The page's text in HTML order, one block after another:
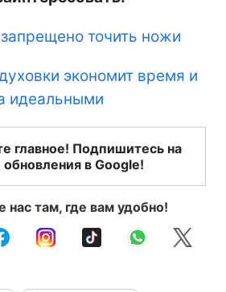
точить ножи
экономит время и
идеальными
главное! Подпишитесь на
в Google!
нас там, где вам удобно!